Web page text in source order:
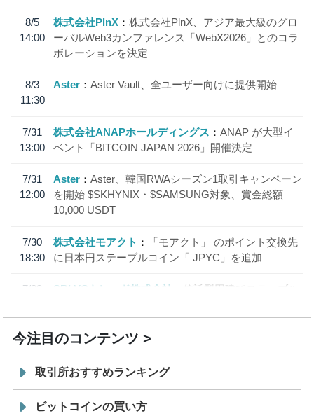
8/5
14:00
株式会社PlnX
株式会社PlnX、アジア最大級のグロ
ーバルWeb3カンファレンス「WebX2026」とのコラ
ボレーションを決定
8/3
11:30
Aster Aster Vault、全ユーザー向けに提供開始
7/31
13:00
株式会社ANAPホールディングス
ANAP が大型イ
ベント「BITCOIN JAPAN 2026」開催決定
7/31
12:00
Aster
Aster、韓国RWAシーズン1取引キャンペーン
を開始 $SKHYNIX・$SAMSUNG対象、賞金総額
10,000 USDT
7/30
18:30
株式会社モアクト
「モアクト」 のポイント交換先
に日本円ステーブルコイン「 JPYC」を追加
7/29
SBI VCトレード株式会社
信託型円建てステーブル
今注目のコンテンツ
取引所おすすめランキング
ビットコインの買い方